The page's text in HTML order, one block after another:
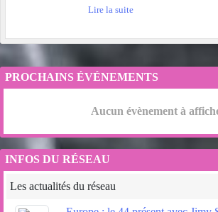
Lire la suite
PROCHAINS ÉVÉNEMENTS
Aucun évènement à
INFOS DU RÉSEAU
Les actualités du réseau